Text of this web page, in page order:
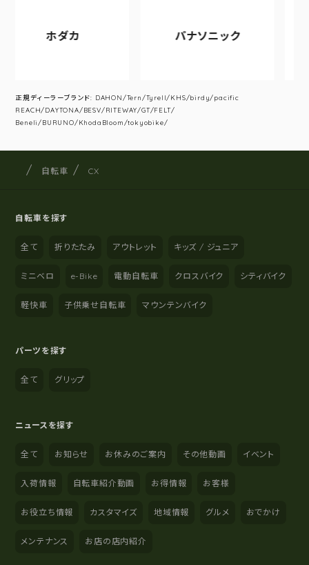
パナソニック
正規ディーラーブランド: DAHON/Tern/Tyrell/KHS/birdy/pacific
REACH/DAYTONA/BESV/RITEWAY/GT/FELT/
Beneli/BURUNO/KhodaBloom/tokyobike/
サイト内の現在地
サイクルショップナカゴヤ
自転車 CX
自転車を探す
全て 折りたたみ アウトレット キッズ / ジュニア
ミニベロ e-Bike 電動自転車 クロスバイク シティバイク
軽快車 子供乗せ自転車 マウンテンバイク
パーツを探す
全て グリップ
ニュースを探す
全て お知らせ お休みのご案内 その他動画 イベント
入荷情報 自転車紹介動画 お得情報 お客様
お役立ち情報 カスタマイズ 地域情報 グルメ おでかけ
メンテナンス お店の店内紹介